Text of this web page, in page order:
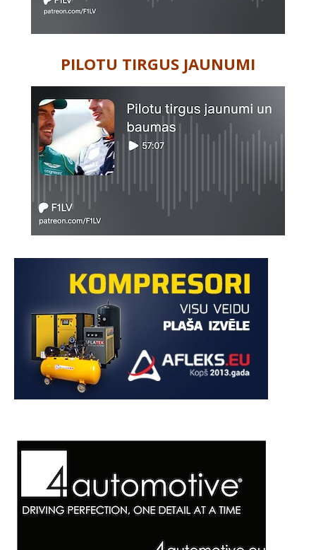
PILOTU TIRGUS JAUNUMI